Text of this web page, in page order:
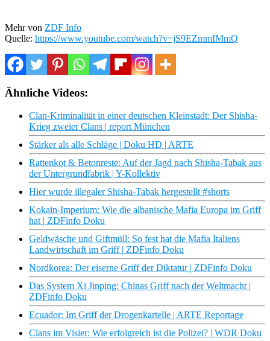
Mehr von ZDF Info
Quelle: https://www.youtube.com/watch?v=jS9EZmmIMmQ
Ähnliche Videos:
Clan-Kriminalität in einer deutschen Kleinstadt: Der Shisha-
Krieg zweier Clans | report München
Stärker als alle Schläge | Doku HD | ARTE
Rattenkot & Betonreste: Auf der Jagd nach Shisha-Tabak aus
der Untergrundfabrik | Y-Kollektiv
Hier wurde illegaler Shisha-Tabak hergestellt #shorts
Kokain-Imperium: Wie die albanische Mafia Europa im Griff
hat | ZDFinfo Doku
Geldwäsche und Giftmüll: So fest hat die Mafia Italiens
Landwirtschaft im Griff | ZDFinfo Doku
Nordkorea: Der eiserne Griff der Diktatur | ZDFinfo Doku
Das System Xi Jinping: Chinas Griff nach der Weltmacht |
ZDFinfo Doku
Ecuador: Im Griff der Drogenkartelle | ARTE Reportage
Clans im Visier: Wie erfolgreich ist die Polizei? | WDR Doku